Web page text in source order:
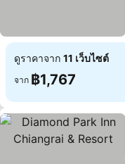
ดูราคาจาก 11 เว็บไซต์
จาก ฿1,767